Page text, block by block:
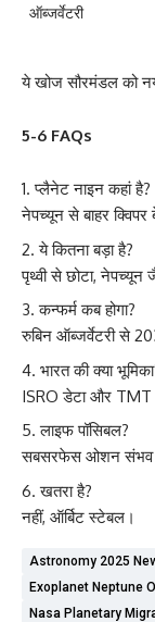
ऑब्जर्वेटरी
ये खोज सौरमंडल को
5-6 FAQs
प्लैनेट नाइन कहां है?
नेपच्यून से बाहर
ये कितना बड़ा है?
पृथ्वी से छोटा, नेपच्यून
कन्फर्म कब होगा?
रुबिन ऑब्जर्वेटरी से
भारत की क्या
ISRO डेटा और TMT
लाइफ पॉसिबल?
सबसरफेस ओशन
खतरा है?
नहीं, ऑर्बिट स्टेबल।
Astronomy 2025
Exoplanet Neptune
Nasa Planetary